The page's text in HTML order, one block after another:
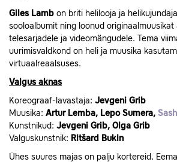
Giles Lamb on briti helilooja ja
sooloalbumit ning loonud
telesarjadele ja videomängudele. Tema
uurimisvaldkond on heli ja muusika
virtuaalreaalsuses.
Valgus aknas
Koreograaf-lavastaja: Jevgeni Grib
Muusika: Artur Lemba, Lepo Sumera,
Kunstnikud: Jevgeni Grib, Olga Grib
Valguskunstnik: Ritšard Bukin
Ühes suures majas on palju kortereid.